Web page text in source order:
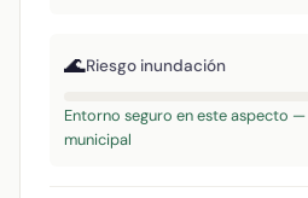
🌊Riesgo inundación
Entorno seguro en este aspecto
municipal